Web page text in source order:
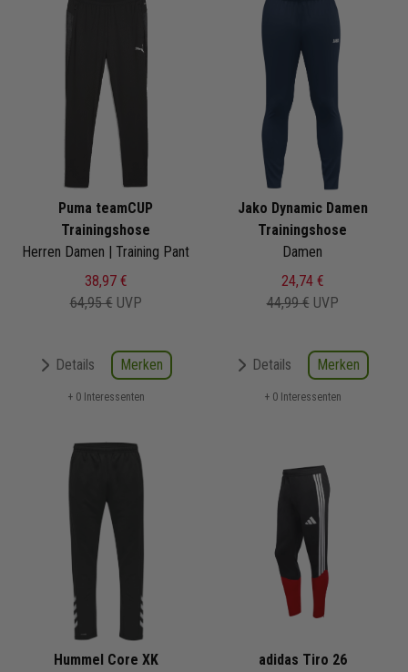
Puma teamCUP
Trainingshose
Herren Damen | Training Pant
38,97 €
64,95 € UVP
Details Merken
+ 0 Interessenten
Jako Dynamic Damen
Trainingshose
Damen
24,74 €
44,99 € UVP
Details Merken
+ 0 Interessenten
Hummel Core XK
adidas Tiro 26